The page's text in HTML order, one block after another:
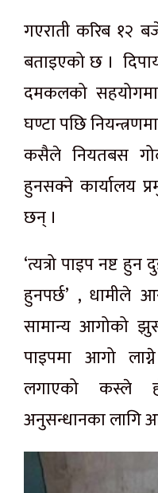
गएराती करिब १२
बताइएको छ ।
दमकलको सहयोगमा
घण्टा पछि
कसैले नियतबस
हुनसक्ने कार्यालय
छन् ।
‘त्यत्रो पाइप नष्ट
हुनपर्छ’ , धामीले
सामान्य आगोको
पाइपमा आगो
लगाएको कस्ले
अनुसन्धानका लागि